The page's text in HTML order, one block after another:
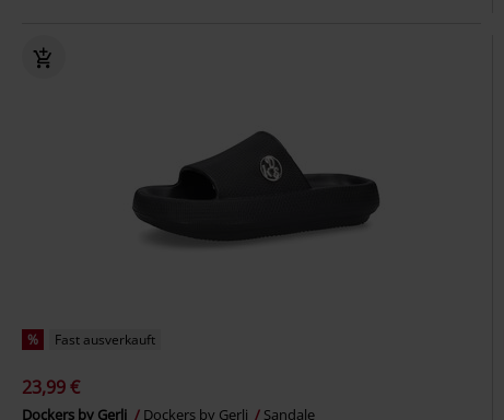
% Fast ausverkauft
23,99 €
Dockers by Gerli Dockers by Gerli Sandale